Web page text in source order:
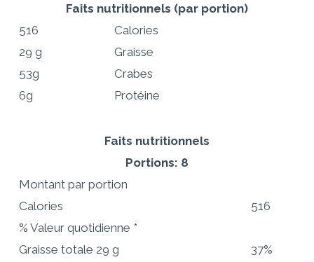
Faits nutritionnels (par portion)
516
Calories
29 g
Graisse
53g
Crabes
6g
Protéine
Faits nutritionnels
Portions: 8
Montant par portion
Calories
516
% Valeur quotidienne *
Graisse totale 29 g
37%